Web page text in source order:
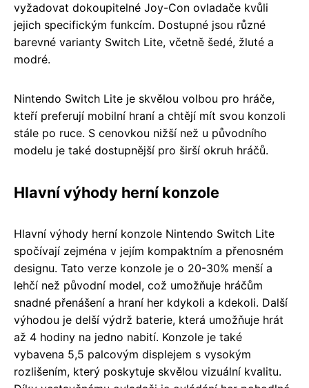
vyžadovat dokoupitelné Joy-Con ovladače kvůli
jejich specifickým funkcím. Dostupné jsou různé
barevné varianty Switch Lite, včetně šedé, žluté a
modré.
Nintendo Switch Lite je skvělou volbou pro hráče,
kteří preferují mobilní hraní a chtějí mít svou konzoli
stále po ruce. S cenovkou nižší než u původního
modelu je také dostupnější pro širší okruh hráčů.
Hlavní výhody herní konzole
Hlavní výhody herní konzole Nintendo Switch Lite
spočívají zejména v jejím kompaktním a přenosném
designu. Tato verze konzole je o 20-30% menší a
lehčí než původní model, což umožňuje hráčům
snadné přenášení a hraní her kdykoli a kdekoli. Další
výhodou je delší výdrž baterie, která umožňuje hrát
až 4 hodiny na jedno nabití. Konzole je také
vybavena 5,5 palcovým displejem s vysokým
rozlišením, který poskytuje skvělou vizuální kvalitu.